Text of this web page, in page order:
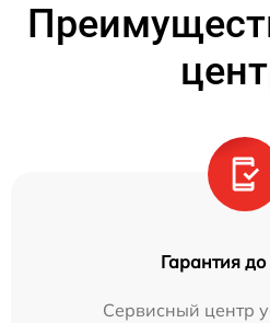
Гарантия до
Сервисный центр